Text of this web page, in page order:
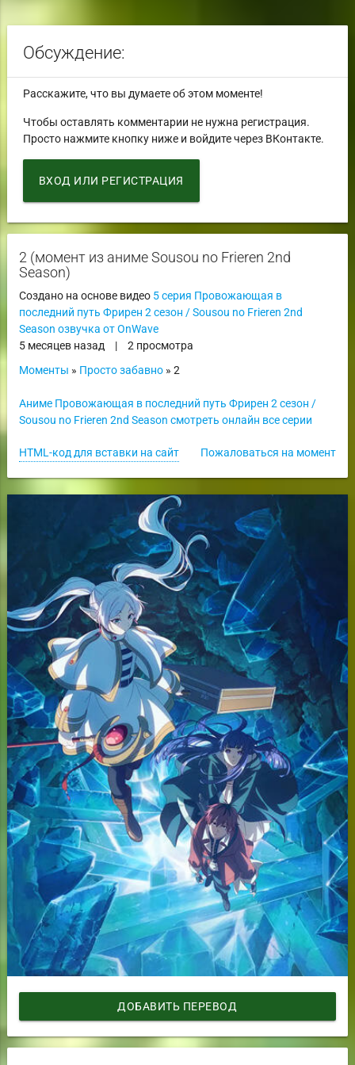
Обсуждение:
Расскажите, что вы думаете об этом моменте!
Чтобы оставлять комментарии не нужна регистрация.
Просто нажмите кнопку ниже и войдите через ВКонтакте.
ВХОД ИЛИ РЕГИСТРАЦИЯ
2 (момент из аниме Sousou no Frieren 2nd
Season)
Создано на основе видео 5 серия Провожающая в
последний путь Фрирен 2 сезон / Sousou no Frieren 2nd
Season озвучка от OnWave
5 месяцев назад
|
2 просмотра
Моменты » Просто забавно» 2
Аниме Провожающая в последний путь Фрирен 2 сезон /
Sousou no Frieren 2nd Season смотреть онлайн все серии
Пожаловаться на момент
HTML-код для вставки на сайт
ДОБАВИТЬ ПЕРЕВОД